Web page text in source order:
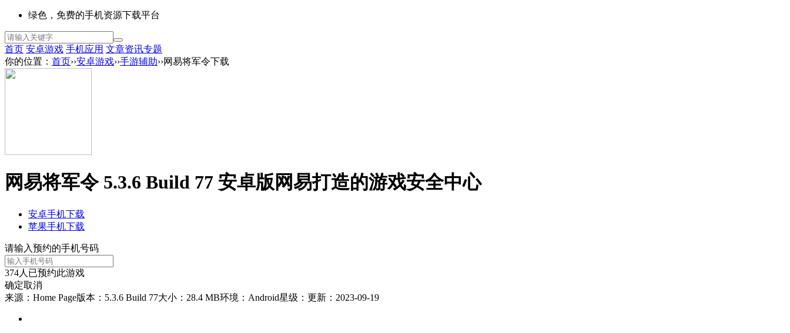
绿色，免费的手机资源下载平台
首页 安卓游戏 手机应用 文章资讯专题
你的位置： 首页››安卓游戏››手游辅助››网易将军令下载
网易将军令 5.3.6 Build 77 安卓版网易打造的游戏安全中心
安卓手机下载
苹果手机下载
请输入预约的手机号码
374人已预约此游戏
确定取消
来源：Home Page版本：5.3.6 Build 77大小：28.4 MB环境：Android星级： 更新：2023-09-19